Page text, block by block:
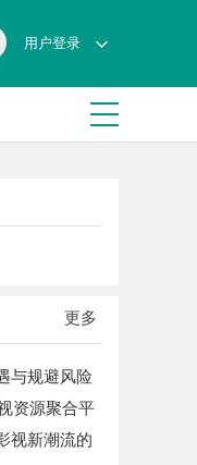
用户登录
更多
与规避风险
资源聚合平
视新潮流的